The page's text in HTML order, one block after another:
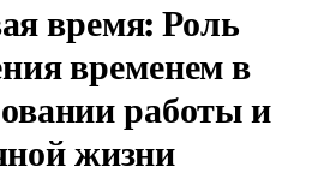
время: Роль
временем в
работы и
жизни